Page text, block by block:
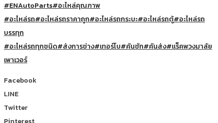
#ENAutoParts#อะไหล่คุณภาพ
#อะไหล่รถ#อะไหล่รถราคาถูก#อะไหล่รถกระบะ#อะไหล่รถตู้#อะไหล่รถ
บรรทุก
#อะไหล่รถทุกชนิด#ส่งการช่าง#เทอร์โบ#คันชัก#คันส่ง#แร็คพวงมาลัย
เพาเวอร์
Facebook
LINE
Twitter